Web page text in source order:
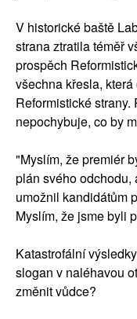
V historické baště
strana ztratila téměř
prospěch
všechna křesla,
Reformistické
nepochybuje, co by
"Myslím, že premiér
plán svého odchodu,
umožnil kandidátům
Myslím, že jsme byli
Katastrofální
slogan v naléhavou
změnit vůdce?